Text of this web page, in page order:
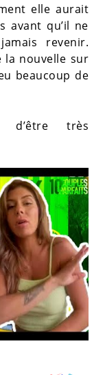
elle aurait
avant qu’il ne
revenir.
la nouvelle sur
beaucoup de
d’être très